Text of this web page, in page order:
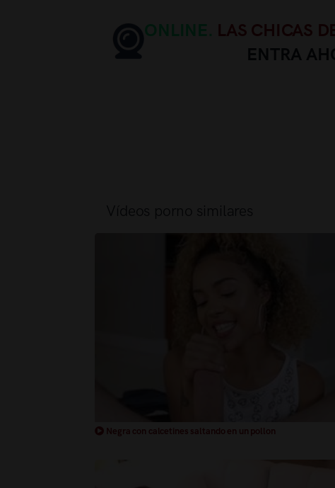
ONLINE. LAS CHICAS
Negra con calcetines saltando en un pollon